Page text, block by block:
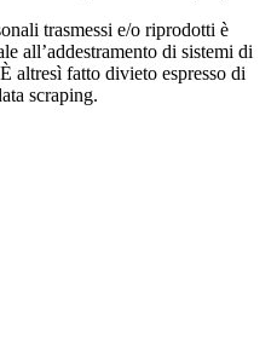
trasmessi e/o riprodotti è
all’addestramento di sistemi di
altresì fatto divieto espresso di
scraping.